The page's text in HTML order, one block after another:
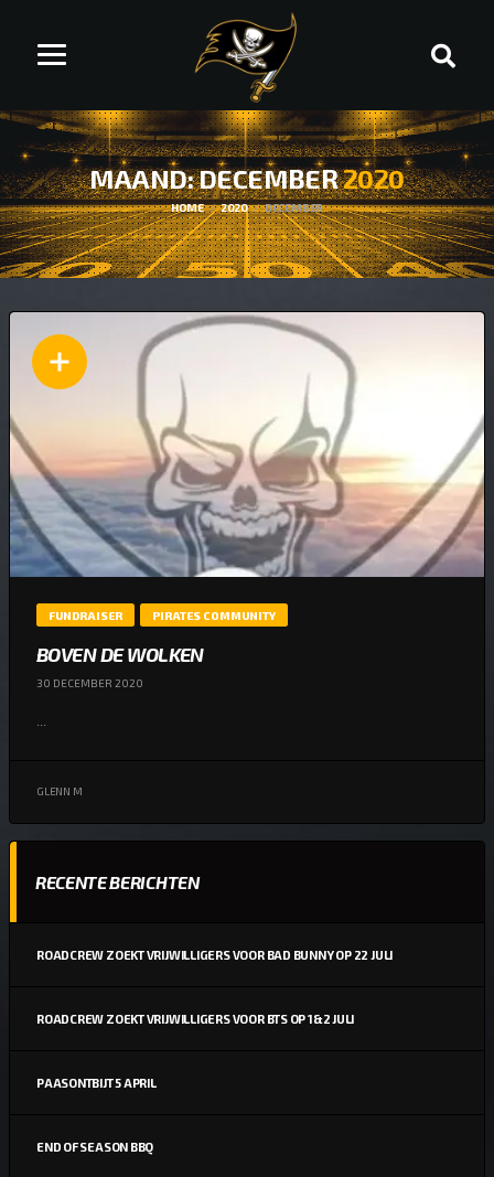
MAAND: DECEMBER2020
HOME 2020 DECEMBER
FUNDRAISER PIRATES COMMUNITY
BOVEN DE WOLKEN
30 DECEMBER 2020
GLENN M
RECENTE BERICHTEN
ROADCREW ZOEKT VRIJWILLIGERS VOOR BAD BUNNY OP 22 JULI
ROADCREW ZOEKT VRIJWILLIGERS VOOR BTS OP 1&2 JULI
PAASONTBIJT 5 APRIL
END OF SEASON BBQ